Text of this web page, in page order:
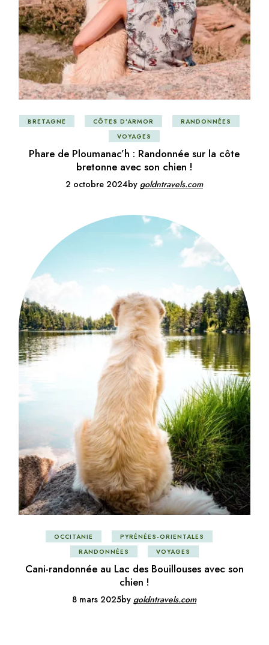
BRETAGNE CÔTES D'ARMOR
RANDONNÉES
VOYAGES
Phare de Ploumanac’h : Randonnée sur la côte
bretonne avec son chien !
2 octobre 2024by goldntravels.com
OCCITANIE
PYRÉNÉES-ORIENTALES
RANDONNÉES
VOYAGES
Cani-randonnée au Lac des Bouillouses avec son
chien !
8 mars 2025by goldntravels.com